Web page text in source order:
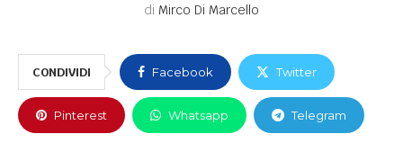
di Mirco Di Marcello
CONDIVIDI Facebook Twitter
Pinterest Whatsapp Telegram